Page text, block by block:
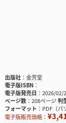
出版社
金芳堂
電子版ISBN
電子版発売日
2026/02/
ページ数
208ページ判
フォーマット
PDF（パ
電子版販売価格：